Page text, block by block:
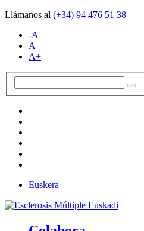
Llámanos al (+34) 94 476 51 38
-A
A
A+
Euskera